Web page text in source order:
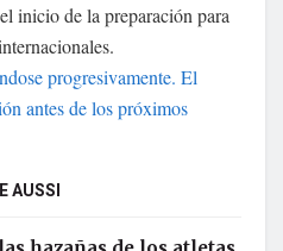
inicio de la preparación para
progresivamente. El
antes de los próximos
AUSSI